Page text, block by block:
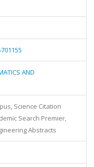
AND
Science Citation
Search Premier,
Abstracts